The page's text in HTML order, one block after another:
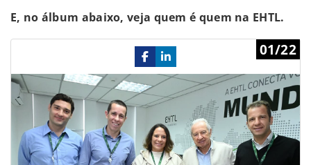
E, no álbum abaixo, veja quem é quem na EHTL.
01/22
Previous